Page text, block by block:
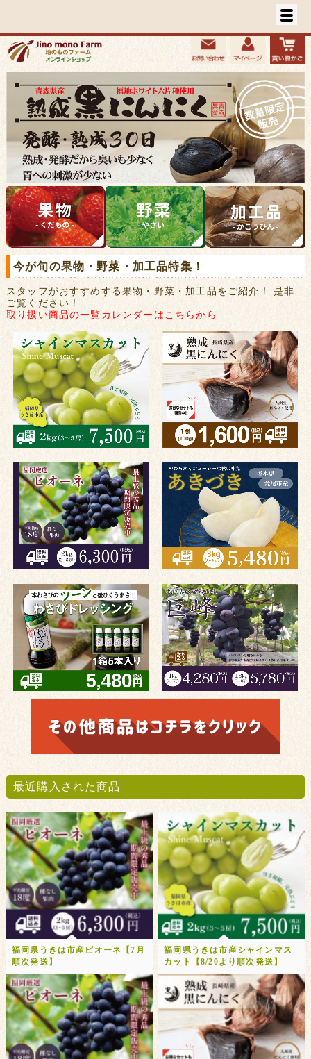
今が旬の果物・野菜・加工品特集！
スタッフがおすすめする果物・野菜・加工品をご紹介！ 是非
ご覧ください！
取り扱い商品の一覧カレンダーはこちらから
最近購入された商品
福岡県うきは市産ピオーネ【7月
順次発送】
福岡県うきは市産シャインマス
カット【8/20より順次発送】